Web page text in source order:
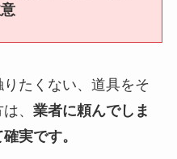
たくない、道具をそ
、 業者に頼んでしま
実です。